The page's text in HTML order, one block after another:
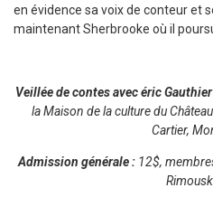
en évidence sa voix de conteur et
maintenant Sherbrooke où il
Veillée de contes avec éric
la Maison de la culture du
Cartier,
Admission générale : 12$,